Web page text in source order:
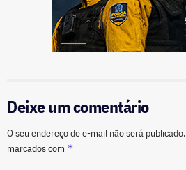
Deixe um comentário
O seu endereço de e-mail não será publicado.
marcados com *